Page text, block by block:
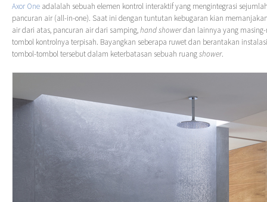
Axor One adalalah sebuah elemen kontrol interaktif yang mengintegrasi
pancuran air (all-in-one). Saat ini dengan tuntutan kebugaran kian
air dari atas, pancuran air dari samping,hand showerdan lainnya yang
tombol kontrolnya terpisah. Bayangkan seberapa ruwet dan berantakan
tombol-tombol tersebut dalam keterbatasan sebuah ruangshower.